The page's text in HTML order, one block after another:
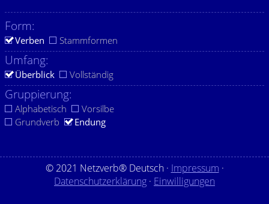
Form:
Verben Stammformen
Umfang:
Überblick Vollständig
Gruppierung:
Alphabetisch
Vorsilbe
Grundverb
Endung
© 2021 Netzverb® Deutsch · Impressum ·
Datenschutzerklärung · Einwilligungen